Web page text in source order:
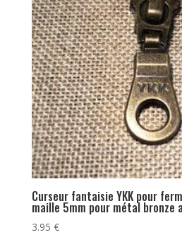
Curseur fantaisie YKK pour
maille 5mm pour métal bronze
3.95 €